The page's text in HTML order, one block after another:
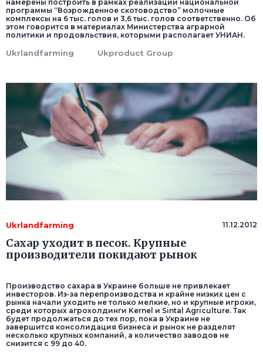
намерены построить в рамках реализации национальной
программы “Возрожденное скотоводство” молочные
комплексы на 6 тыс. голов и 3,6 тыс. голов соответственно. Об
этом говорится в материалах Министерства аграрной
политики и продовльствия, которыми располагает УНИАН.
Ukrlandfarming Ukproduct Group
Ukrlandfarming 11.12.2012
Сахар уходит в песок. Крупные
производители покидают рынок
Производство сахара в Украине больше не привлекает
инвесторов. Из-за перепроизводства и крайне низких цен с
рынка начали уходить не только мелкие, но и крупные игроки,
среди которых агрохолдинги Kernel и Sintal Agriculture. Так
будет продолжаться до тех пор, пока в Украине не
завершится консолидация бизнеса и рынок не разделят
несколько крупных компаний, а количество заводов не
снизится с 99 до 40.